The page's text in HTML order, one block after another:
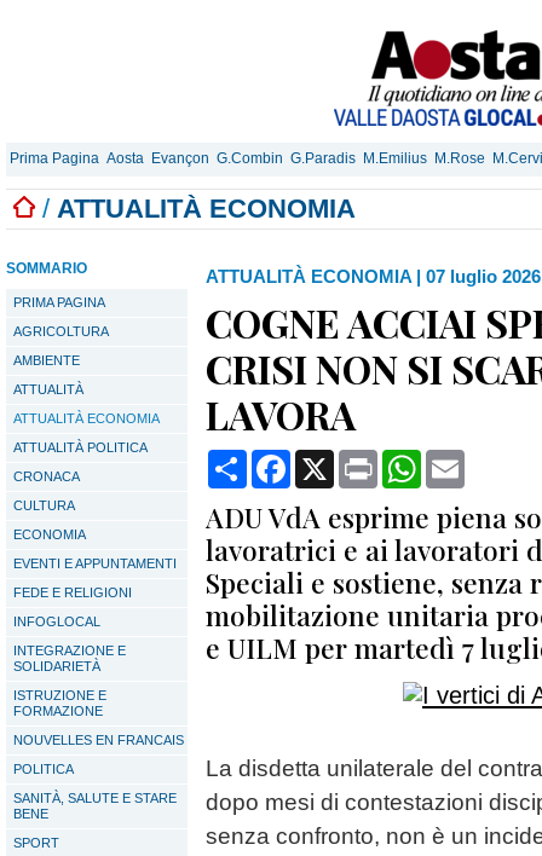
Prima Pagina Aosta Evançon G.Combin G.Paradis M.Emilius M.Rose
/ ATTUALITÀ ECONOMIA
SOMMARIO
PRIMA PAGINA
AGRICOLTURA
AMBIENTE
ATTUALITÀ
ATTUALITÀ ECONOMIA
ATTUALITÀ POLITICA
CRONACA
CULTURA
ECONOMIA
EVENTI E APPUNTAMENTI
FEDE E RELIGIONI
INFOGLOCAL
INTEGRAZIONE E
SOLIDARIETÀ
ISTRUZIONE E
FORMAZIONE
NOUVELLES EN FRANCAIS
POLITICA
SANITÀ, SALUTE E STARE
BENE
SPORT
ATTUALITÀ ECONOMIA | 07 luglio
COGNE ACCIAI
CRISI NON SI
LAVORA
CondividiFacebook
X Print WhatsApp
ADU VdA esprime piena
lavoratrici e ai lavoratori
Speciali e sostiene, senza
mobilitazione unitaria
e UILM per martedì 7
La disdetta unilaterale del
dopo mesi di contestazioni
senza confronto, non è un